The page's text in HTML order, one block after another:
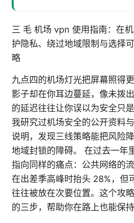
三 毛 机场 vpn 使用指南：在
护隐私、绕过地域限制与选择
略
九点四的机场灯光把屏幕照得
影子却在你耳边蔓延，像未拨
的延迟往往让你误以为安全只
我研究过机场安全的公开资料
说明，发现三线策略能把风险
地域封锁的障碍。 在过去一年
指向同样的痛点：公共网络的
在出差季高峰时抬头 28%，但
往往被放在次要位置。这个攻
的三步，帮助你在路上也能保